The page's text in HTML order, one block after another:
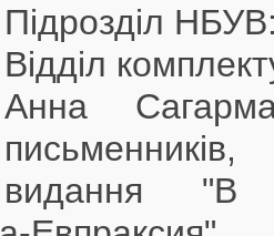
Підрозділ
Відділ
Анна
видання "В